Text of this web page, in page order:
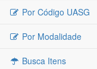
Por Código UASG
Por Modalidade
Busca Itens